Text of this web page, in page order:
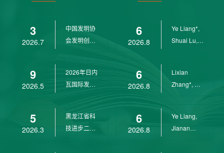
3
2026.7
中国发明协
会发明创业
9
2026.5
2026年日内
瓦国际发明
5
2026.3
黑龙江省科
技进步二等
6
2026.8
Ye Liang*,
Shuai Lu,
6
2026.8
Lixian
Zhang*, Ye
6
2026.8
Ye Liang,
Jianan